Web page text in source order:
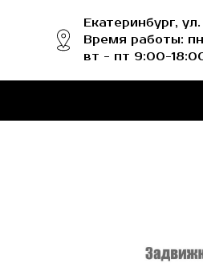
Екатеринбург,
Время работы:
вт - пт 9:00-